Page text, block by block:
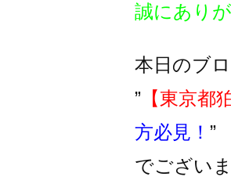
誠にあり
本日のブ
” 【東京都
方必見！ ”
でございま